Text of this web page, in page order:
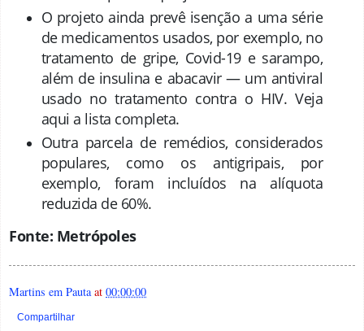
O projeto ainda prevê isenção a uma série
de medicamentos usados, por exemplo, no
tratamento de gripe, Covid-19 e sarampo,
além de insulina e abacavir — um antiviral
usado no tratamento contra o HIV. Veja
aqui a lista completa.
Outra parcela de remédios, considerados
populares, como os antigripais, por
exemplo, foram incluídos na alíquota
reduzida de 60%.
Fonte: Metrópoles
Martins em Pauta at 00:00:00
Compartilhar